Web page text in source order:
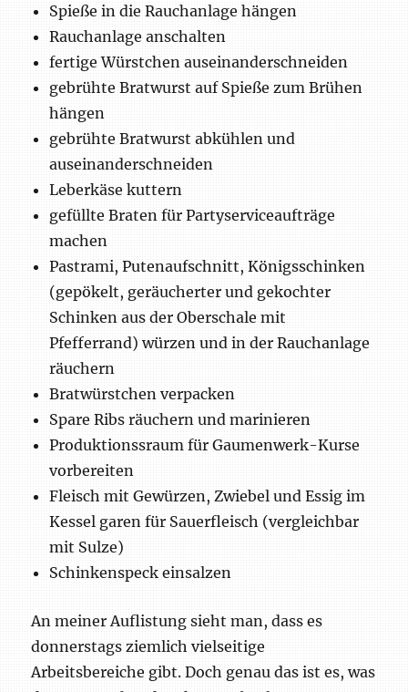
Spieße in die Rauchanlage hängen
Rauchanlage anschalten
fertige Würstchen auseinanderschneiden
gebrühte Bratwurst auf Spieße zum Brühen
hängen
gebrühte Bratwurst abkühlen und
auseinanderschneiden
Leberkäse kuttern
gefüllte Braten für Partyserviceaufträge
machen
Pastrami, Putenaufschnitt, Königsschinken
(gepökelt, geräucherter und gekochter
Schinken aus der Oberschale mit
Pfefferrand) würzen und in der Rauchanlage
räuchern
Bratwürstchen verpacken
Spare Ribs räuchern und marinieren
Produktionssraum für Gaumenwerk-Kurse
vorbereiten
Fleisch mit Gewürzen, Zwiebel und Essig im
Kessel garen für Sauerfleisch (vergleichbar
mit Sulze)
Schinkenspeck einsalzen
An meiner Auflistung sieht man, dass es
donnerstags ziemlich vielseitige
Arbeitsbereiche gibt. Doch genau das ist es, was